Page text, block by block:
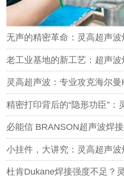
无声的精密革命：灵高超声波焊接
老工业基地的新工艺：超声波焊接
灵高超声波：专业攻克海尔曼
精密打印背后的“隐形功臣”：灵高超声波
必能信 BRANSON超声波焊接继电器失效怎么办
小挂件，大讲究：灵高超声波焊接
杜肯Dukane焊接强度不足？灵